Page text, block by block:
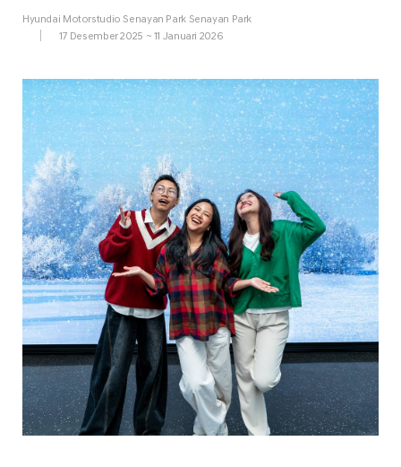
Hyundai Motorstudio Senayan Park Senayan Park
17 Desember 2025 ~ 11 Januari 2026